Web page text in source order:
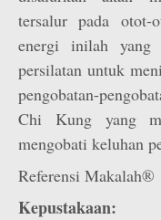
tersalur pada otot-
energi inilah yang
persilatan untuk
pengobatan-
Chi Kung yang
mengobati keluhan
Referensi Makalah®
Kepustakaan: